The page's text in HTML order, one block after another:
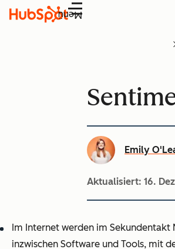
Menü
Emily
Aktualisiert: 16.
Im Internet werden im Sekundentakt
inzwischen Software und Tools, mit